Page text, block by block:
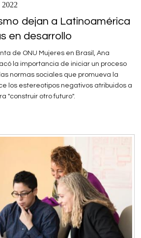
dejan a Latinoamérica
en desarrollo
de ONU Mujeres en Brasil, Ana
la importancia de iniciar un proceso
normas sociales que promueva la
los estereotipos negativos atribuidos a
"construir otro futuro".